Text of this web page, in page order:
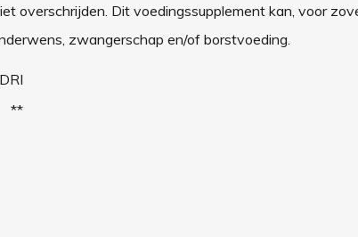
overschrijden. Dit voedingssupplement kan, voor
zwangerschap en/of borstvoeding.
**